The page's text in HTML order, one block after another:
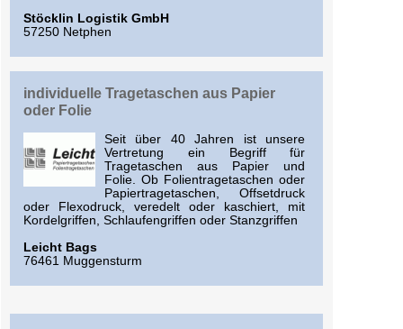
Stöcklin Logistik GmbH
57250 Netphen
individuelle Tragetaschen aus Papier
oder Folie
Seit über 40 Jahren ist unsere
Vertretung ein Begriff für
Tragetaschen aus Papier und
Folie. Ob Folientragetaschen oder
Papiertragetaschen, Offsetdruck
oder Flexodruck, veredelt oder kaschiert, mit
Kordelgriffen, Schlaufengriffen oder Stanzgriffen
Leicht Bags
76461 Muggensturm